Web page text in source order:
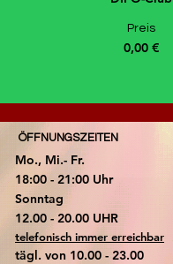
Preis
0,00 €
ÖFFNUNGSZEITEN
Mo., Mi.- Fr.
18:00 - 21:00 Uhr
​Sonntag
​12.00 - 20.00 UHR
telefonisch immer erreichbar
tägl. von 10.00 - 23.00